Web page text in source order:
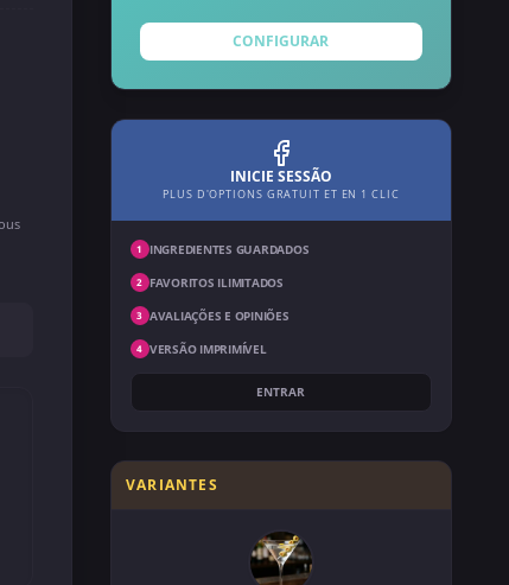
CONFIGURAR
INICIE SESSÃO
PLUS D'OPTIONS GRATUIT ET EN 1 CLIC
1 INGREDIENTES GUARDADOS
2 FAVORITOS ILIMITADOS
3 AVALIAÇÕES E OPINIÕES
4 VERSÃO IMPRIMÍVEL
ENTRAR
VARIANTES